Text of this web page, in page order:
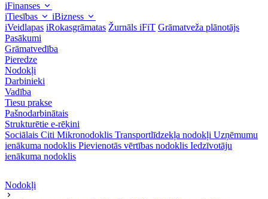
iFinanses
iTiesības
iBizness
iVeidlapas iRokasgrāmatas Žurnāls iFiT Grāmatveža plānotājs
Pasākumi
Grāmatvedība
Pieredze
Nodokļi
Darbinieki
Vadība
Tiesu prakse
Pašnodarbinātais
Strukturētie e-rēķini
Sociālais Citi Mikronodoklis Transportlīdzekļa nodokļi Uzņēmumu
ienākuma nodoklis Pievienotās vērtības nodoklis Iedzīvotāju
ienākuma nodoklis
Nodokļi